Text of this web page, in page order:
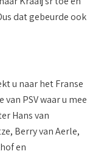
dat gebeurde ook
u naar het Franse
PSV waar u mee
Hans van
Berry van Aerle,
en